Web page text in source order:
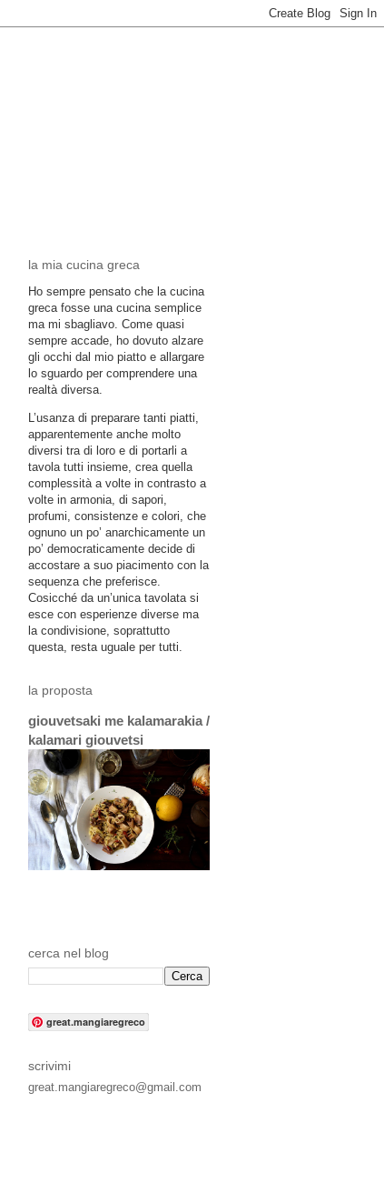
la mia cucina greca
Ho sempre pensato che la cucina
greca fosse una cucina semplice
ma mi sbagliavo. Come quasi
sempre accade, ho dovuto alzare
gli occhi dal mio piatto e allargare
lo sguardo per comprendere una
realtà diversa.
L’usanza di preparare tanti piatti,
apparentemente anche molto
diversi tra di loro e di portarli a
tavola tutti insieme, crea quella
complessità a volte in contrasto a
volte in armonia, di sapori,
profumi, consistenze e colori, che
ognuno un po’ anarchicamente un
po’ democraticamente decide di
accostare a suo piacimento con la
sequenza che preferisce.
Cosicché da un’unica tavolata si
esce con esperienze diverse ma
la condivisione, soprattutto
questa, resta uguale per tutti.
la proposta
giouvetsaki me kalamarakia /
kalamari giouvetsi
cerca nel blog
great.mangiaregreco
scrivimi
great.mangiaregreco@gmail.com